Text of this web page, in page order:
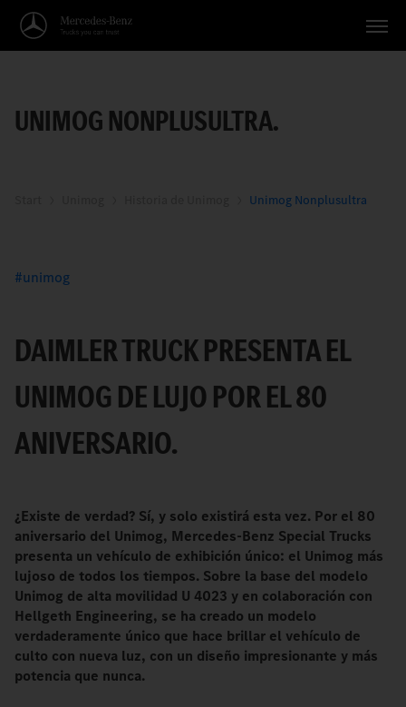
Aplicaciones
UNIMOG NONPLUSULTRA.
Unimog Nonplusultra
unimog
DAIMLER TRUCK PRESENTA EL
UNIMOG DE LUJO POR EL 80
ANIVERSARIO.
¿Existe de verdad? Sí, y solo existirá esta vez. Por el 80
aniversario del Unimog, Mercedes-Benz Special Trucks
presenta un vehículo de exhibición único: el Unimog más
lujoso de todos los tiempos. Sobre la base del modelo
Unimog de alta movilidad U 4023 y en colaboración con
Hellgeth Engineering, se ha creado un modelo
verdaderamente único que hace brillar el vehículo de
culto con nueva luz, con un diseño impresionante y más
potencia que nunca.